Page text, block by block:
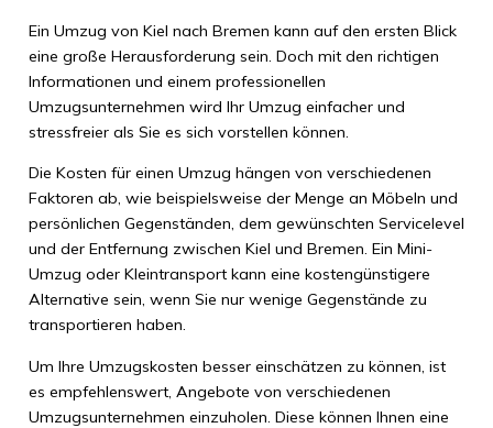
Ein Umzug von Kiel nach Bremen kann auf den ersten Blick
eine große Herausforderung sein. Doch mit den richtigen
Informationen und einem professionellen
Umzugsunternehmen wird Ihr Umzug einfacher und
stressfreier als Sie es sich vorstellen können.
Die Kosten für einen Umzug hängen von verschiedenen
Faktoren ab, wie beispielsweise der Menge an Möbeln und
persönlichen Gegenständen, dem gewünschten Servicelevel
und der Entfernung zwischen Kiel und Bremen. Ein Mini-
Umzug oder Kleintransport kann eine kostengünstigere
Alternative sein, wenn Sie nur wenige Gegenstände zu
transportieren haben.
Um Ihre Umzugskosten besser einschätzen zu können, ist
es empfehlenswert, Angebote von verschiedenen
Umzugsunternehmen einzuholen. Diese können Ihnen eine